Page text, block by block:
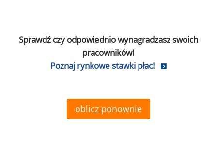
Sprawdź czy odpowiednio wynagradzasz swoich
pracowników!
Poznaj rynkowe stawki płac!
oblicz ponownie